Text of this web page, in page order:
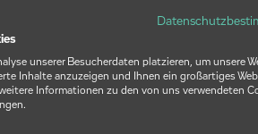
unserer Besucherdaten platzieren, um unsere
Inhalte anzuzeigen und Ihnen ein großartiges
Informationen zu den von uns verwendeten